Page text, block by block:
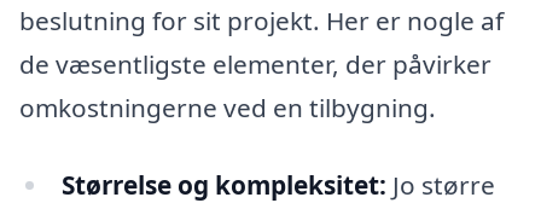
beslutning for sit projekt. Her er nogle af
de væsentligste elementer, der påvirker
omkostningerne ved en tilbygning.
Størrelse og kompleksitet: Jo større